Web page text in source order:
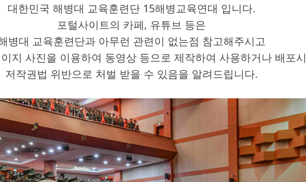
대한민국 해병대 교육훈련단 15해병교육연대 입니다.
포털사이트의 카페, 유튜브 등은
병대 교육훈련단과 아무런 관련이 없는점 참고해주시고
지 사진을 이용하여 동영상 등으로 제작하여 사용하거나 배포시
저작권법 위반으로 처벌 받을 수 있음을 알려드립니다.